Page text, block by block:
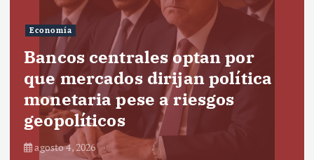
Economía
Bancos centrales optan por
que mercados dirijan política
monetaria pese a riesgos
geopolíticos
agosto 4, 2026